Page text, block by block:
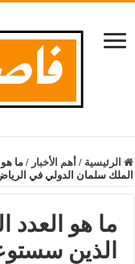
الرئيسية / أهم الأخبار / ما
الملك سلمان الدولي في الرياض
ما هو العدد
الذين